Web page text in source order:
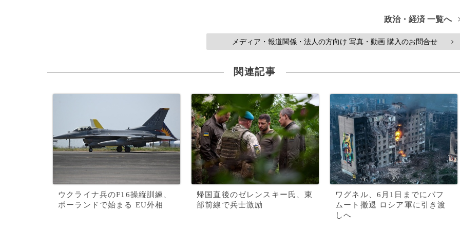
政治・経済 一覧へ
メディア・報道関係・法人の方向け 写真・動画 購入のお問合せ >
関連記事
ウクライナ兵のF16操縦訓練、
ポーランドで始まる EU外相
帰国直後のゼレンスキー氏、東
部前線で兵士激励
ワグネル、6月1日までにバフ
ムート撤退 ロシア軍に引き渡
しへ